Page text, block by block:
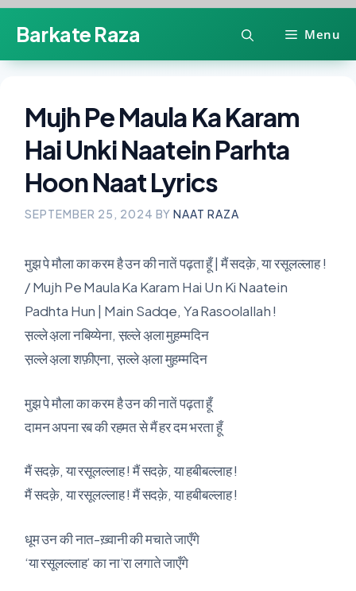
content
Barkate Raza Menu
Mujh Pe Maula Ka Karam
Hai Unki Naatein Parhta
Hoon Naat Lyrics
SEPTEMBER 25, 2024 BY NAAT RAZA
मुझ पे मौला का करम है उन की नातें पढ़ता हूँ | मैं सदक़े, या रसूलल्लाह !
/ Mujh Pe Maula Ka Karam Hai Un Ki Naatein
Padhta Hun | Main Sadqe, Ya Rasoolallah !
स़ल्ले अ़ला नबिय्येना, स़ल्ले अ़ला मुह़म्मदिन
स़ल्ले अ़ला शफ़ीएना, स़ल्ले अ़ला मुह़म्मदिन
मुझ पे मौला का करम है उन की नातें पढ़ता हूँ
दामन अपना रब की रहमत से मैं हर दम भरता हूँ
मैं सदक़े, या रसूलल्लाह ! मैं सदक़े, या हबीबल्लाह !
मैं सदक़े, या रसूलल्लाह ! मैं सदक़े, या हबीबल्लाह !
धूम उन की नात-ख़्वानी की मचाते जाएँगे
‘या रसूलल्लाह’ का ना’रा लगाते जाएँगे